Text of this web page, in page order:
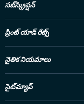
సబ్‌స్క్రిప్షన్
ప్రింట్ యాడ్ రేట్స్
నైతిక నియమాలు
సైట్‌మ్యాప్